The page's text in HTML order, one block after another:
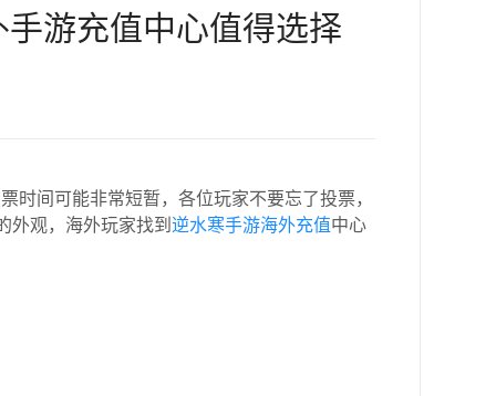
游充值中心值得选择
间可能非常短暂，各位玩家不要忘了投票，
外观，海外玩家找到逆水寒手游海外充值中心